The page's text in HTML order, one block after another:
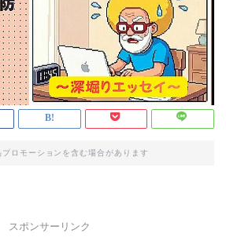
ロモーションを含む場合があります
スポンサーリンク